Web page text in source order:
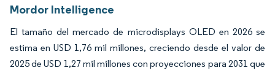
Mordor Intelligence
El tamaño del mercado de microdisplays OLED en 2026 se
estima en USD 1,76 mil millones, creciendo desde el valor de
2025 de USD 1,27 mil millones con proyecciones para 2031 que